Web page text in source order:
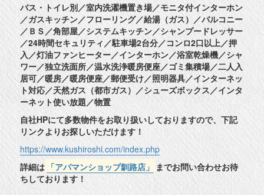
バス・トイレ別／室内洗濯機置き場／モニタ付インターホン
／ガスキッチン／フローリング／給湯（ガス）／バルコニー
／ＢＳ／角部屋／システムキッチン／シャンプードレッサー
／24時間セキュリティ／駐車場2台分／コンロ2口以上／押
入／灯油ファンヒーター／インターホン／浴室乾燥機／シャ
ワー／独立洗面所／温水洗浄暖房便座／ゴミ集積場／二人入
居可／暖房／暖房便座／郵便受け／照明器具／インターネッ
ト対応／天然ガス（都市ガス）／シューズボックス／インタ
ーネット使い放題／物置
自社HPにて多数物件をお取り扱いしておりますので、下記
リンクよりお探しいただけます！
https://www.kushiroshi.com/index.php
詳細は 「アパマンショップ釧路店」
までお問い合わせお待
ちしております！